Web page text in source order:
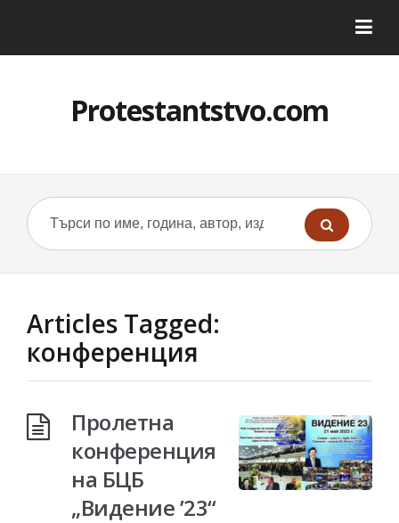
Protestantstvo.com
Articles Tagged:
конференция
Пролетна
конференция
на БЦБ
„Видение ’23“